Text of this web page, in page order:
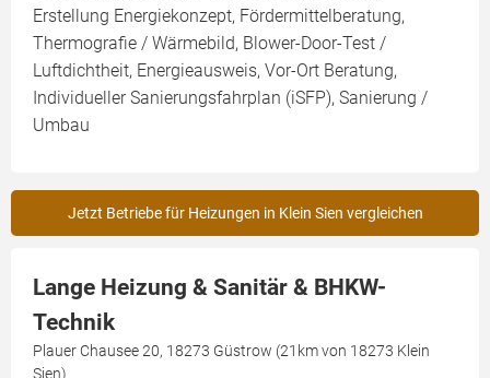
Erstellung Energiekonzept, Fördermittelberatung,
Thermografie / Wärmebild, Blower-Door-Test /
Luftdichtheit, Energieausweis, Vor-Ort Beratung,
Individueller Sanierungsfahrplan (iSFP), Sanierung /
Umbau
Jetzt Betriebe für Heizungen in Klein Sien vergleichen
Lange Heizung & Sanitär & BHKW-
Technik
Plauer Chausee 20, 18273 Güstrow (21km von 18273 Klein
Sien)